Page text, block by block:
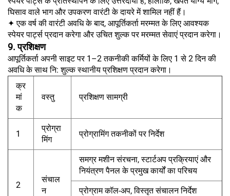
घिसाव वाले भाग और उपकरण वारंटी के दायरे में शामिल नहीं हैं।
✦ एक वर्ष की वारंटी अवधि के बाद, आपूर्तिकर्ता मरम्मत के लिए आवश्यक
स्पेयर पार्ट्स प्रदान करेगा और उचित शुल्क पर मरम्मत सेवाएं प्रदान करेगा।
9. प्रशिक्षण
आपूर्तिकर्ता अपनी साइट पर 1–2 तकनीकी कर्मियों के लिए 1 से 2 दिन की
अवधि के साथ नि: शुल्क स्थानीय प्रशिक्षण प्रदान करेगा।
क्र
मां
क
वस्तु प्रशिक्षण सामग्री
1
प्रोग्रा
मिंग
प्रोग्रामिंग तकनीकों पर निर्देश
2
संचाल
न
समग्र मशीन संरचना, स्टार्टअप प्रक्रियाएं और
नियंत्रण पैनल के प्रमुख कार्यों का परिचय
प्रोग्राम कॉल-अप, विस्तृत संचालन निर्देश